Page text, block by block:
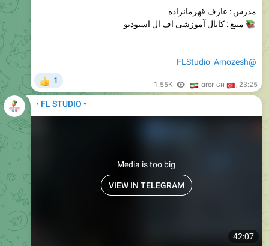
مدرس : عارف قهرمانزاده
منبع : کانال آموزشی اف ال استودیو
@FLStudio_Amozesh
1 1.55K αreғ ɢн , 23:25
• FL STUDIO •
42:07
Media is too big
VIEW IN TELEGRAM